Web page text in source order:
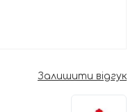
Залишити відгук